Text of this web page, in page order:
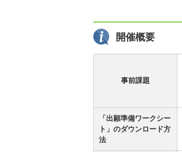
開催概要
事前課題
「出願準備ワークシー
ト」のダウンロード方
法